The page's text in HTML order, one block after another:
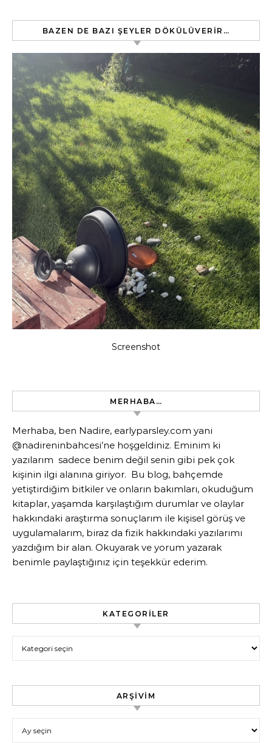
BAZEN DE BAZI ŞEYLER DÖKÜLÜVERIR…
Screenshot
MERHABA…
Merhaba, ben Nadire, earlyparsley.com yani
@nadireninbahcesi’ne hoşgeldiniz. Eminim ki
yazılarım sadece benim değil senin gibi pek çok
kişinin ilgi alanına giriyor. Bu blog, bahçemde
yetiştirdiğim bitkiler ve onların bakımları, okuduğum
kitaplar, yaşamda karşılaştığım durumlar ve olaylar
hakkındaki araştırma sonuçlarım ile kişisel görüş ve
uygulamalarım, biraz da fizik hakkındaki yazılarımı
yazdığım bir alan. Okuyarak ve yorum yazarak
benimle paylaştığınız için teşekkür ederim.
KATEGORILER
ARŞIVIM